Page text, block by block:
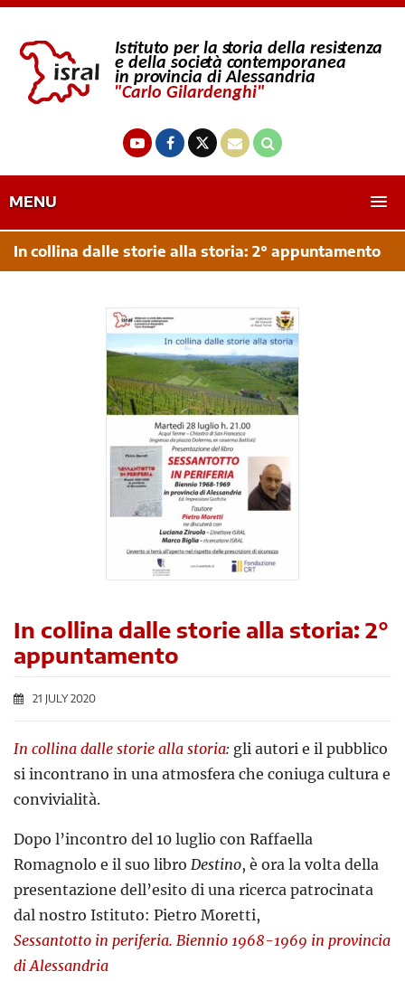
MENU
In collina dalle storie alla storia: 2° appuntamento
In collina dalle storie alla storia: 2°
appuntamento
21 JULY 2020
In collina dalle storie alla storia: gli autori e il pubblico
si incontrano in una atmosfera che coniuga cultura e
convivialità.
Dopo l’incontro del 10 luglio con Raffaella
Romagnolo e il suo libro Destino, è ora la volta della
presentazione dell’esito di una ricerca patrocinata
dal nostro Istituto: Pietro Moretti,
Sessantotto in periferia. Biennio 1968-1969 in provincia
di Alessandria